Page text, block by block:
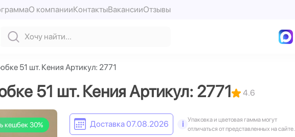
О компанииКонтактыВакансииОтзывы
51 шт. Кения Артикул: 2771
51 шт. Кения Артикул: 2771 4.6
кешбек 30% Доставка 07.08.2026 i
Упаковка и цветовая гамма могут
отличаться от представленных на сайте.